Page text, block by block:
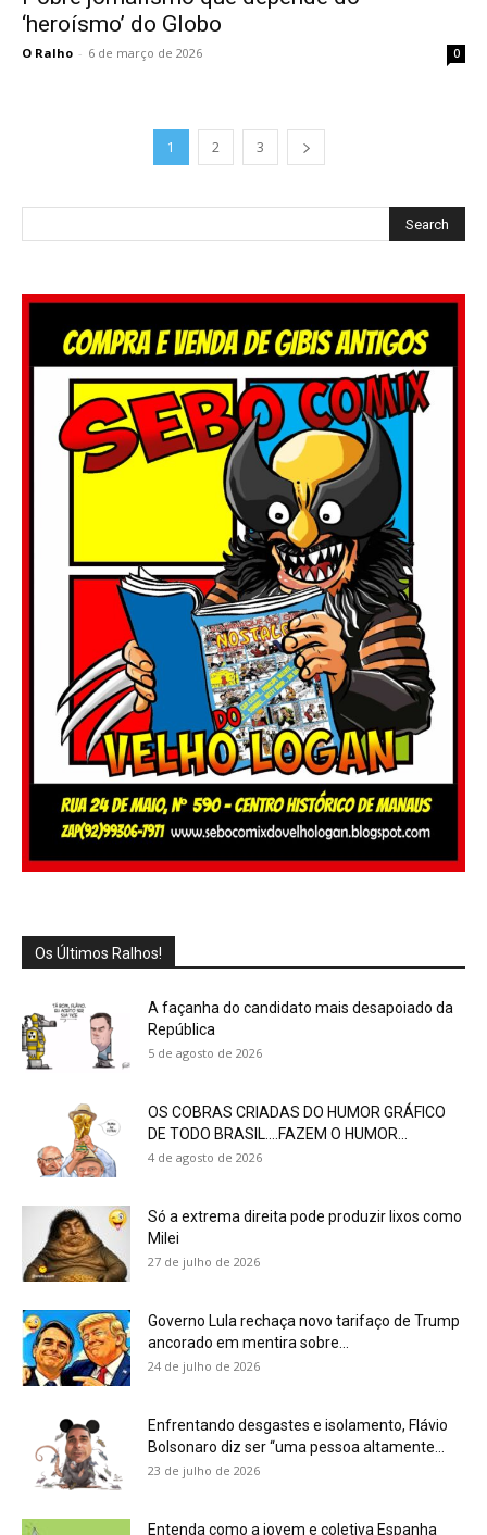
‘heroísmo’ do Globo
O Ralho - 6 de março de 2026 0
1 2 3
Os Últimos Ralhos!
A façanha do candidato mais desapoiado da
República
5 de agosto de 2026
OS COBRAS CRIADAS DO HUMOR GRÁFICO
DE TODO BRASIL….FAZEM O HUMOR...
4 de agosto de 2026
Só a extrema direita pode produzir lixos como
Milei
27 de julho de 2026
Governo Lula rechaça novo tarifaço de Trump
ancorado em mentira sobre...
24 de julho de 2026
Enfrentando desgastes e isolamento, Flávio
Bolsonaro diz ser “uma pessoa altamente...
23 de julho de 2026
Entenda como a jovem e coletiva Espanha